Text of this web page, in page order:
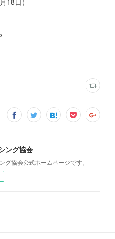
18日）
ング協会
グ協会公式ホームページです。